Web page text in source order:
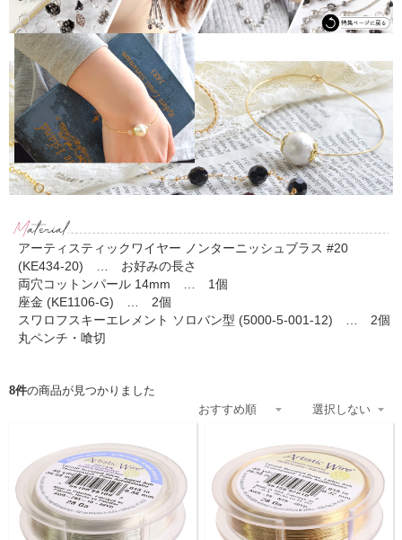
アーティスティックワイヤー ノンターニッシュブラス #20
(KE434-20) … お好みの長さ
両穴コットンパール 14mm … 1個
座金 (KE1106-G) … 2個
スワロフスキーエレメント ソロバン型 (5000-5-001-12) … 2個
丸ペンチ・喰切
8件の商品が見つかりました